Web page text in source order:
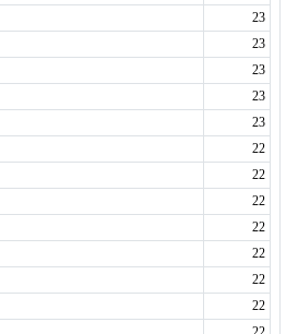
23
23
23
23
23
22
22
22
22
22
22
22